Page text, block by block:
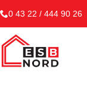
0 43 22 / 444 90 26